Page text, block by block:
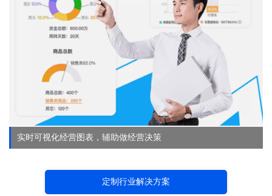
实时可视化经营图表，辅助做经营决策
定制行业解决方案